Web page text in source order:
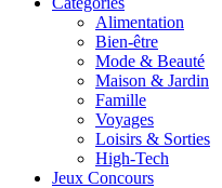
Alimentation
Bien-être
Mode & Beauté
Maison & Jardin
Famille
Voyages
Loisirs & Sorties
High-Tech
Jeux Concours